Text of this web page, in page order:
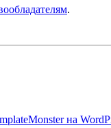
.
на